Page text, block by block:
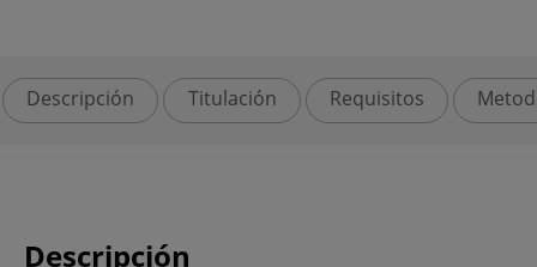
Descripción Titulación Requisitos
Descripción